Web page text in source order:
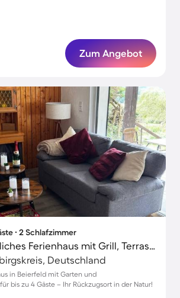
Zum Angebot
∙ 2 Schlafzimmer
Kinderfreundliches Ferienhaus mit Grill, Terrasse und Garten | Naturblick | Perfekt für die Arbeit von Zuhause
Deutschland
in Beierfeld mit Garten und
bis zu 4 Gäste – Ihr Rückzugsort in der Natur!